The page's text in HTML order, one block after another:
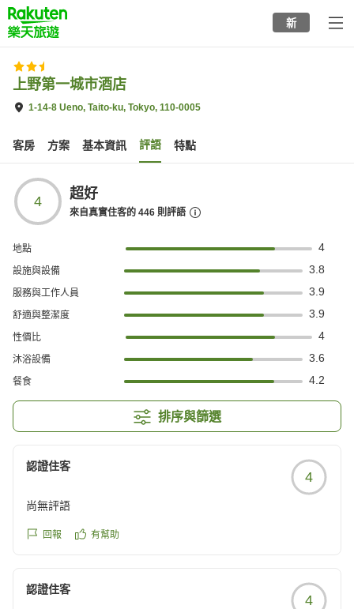
to
top
page
新
上野第一城市酒店
1-14-8 Ueno, Taito-ku, Tokyo, 110-0005
客房 方案 基本資訊 評語 特點
4 超好
來自真實住客的 446 則評語
地點 4
設施與設備 3.8
服務與工作人員 3.9
舒適與整潔度 3.9
性價比 4
沐浴設備 3.6
餐食 4.2
排序與篩選
認證住客
4
尚無評語
回報 有幫助
認證住客
4